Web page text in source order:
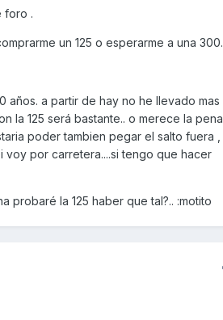
foro .
un 125 o esperarme a una 300.
a partir de hay no he llevado mas
la 125 será bastante.. o merece la pena
poder tambien pegar el salto fuera ,
voy por carretera....si tengo que hacer
probaré la 125 haber que tal?.. :motito